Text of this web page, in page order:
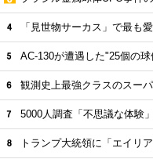
「見世物サーカス」で最も
AC-130が遭遇した"25個の球
観測史上最強クラスのスー
5000人調査「不思議な体験
トランプ大統領に「エイリ